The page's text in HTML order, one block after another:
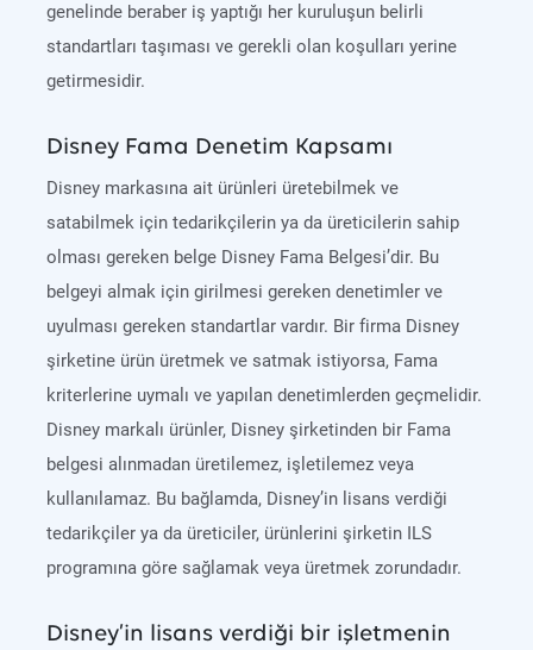
genelinde beraber iş yaptığı her kuruluşun belirli
standartları taşıması ve gerekli olan koşulları yerine
getirmesidir.
Disney Fama Denetim Kapsamı
Disney markasına ait ürünleri üretebilmek ve
satabilmek için tedarikçilerin ya da üreticilerin sahip
olması gereken belge Disney Fama Belgesi’dir. Bu
belgeyi almak için girilmesi gereken denetimler ve
uyulması gereken standartlar vardır. Bir firma Disney
şirketine ürün üretmek ve satmak istiyorsa, Fama
kriterlerine uymalı ve yapılan denetimlerden geçmelidir.
Disney markalı ürünler, Disney şirketinden bir Fama
belgesi alınmadan üretilemez, işletilemez veya
kullanılamaz. Bu bağlamda, Disney’in lisans verdiği
tedarikçiler ya da üreticiler, ürünlerini şirketin ILS
programına göre sağlamak veya üretmek zorundadır.
Disney’in lisans verdiği bir işletmenin